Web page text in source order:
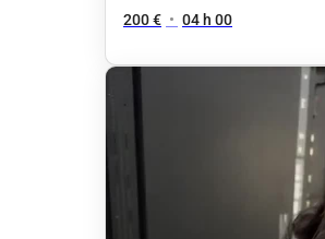
200 € • 04 h 00